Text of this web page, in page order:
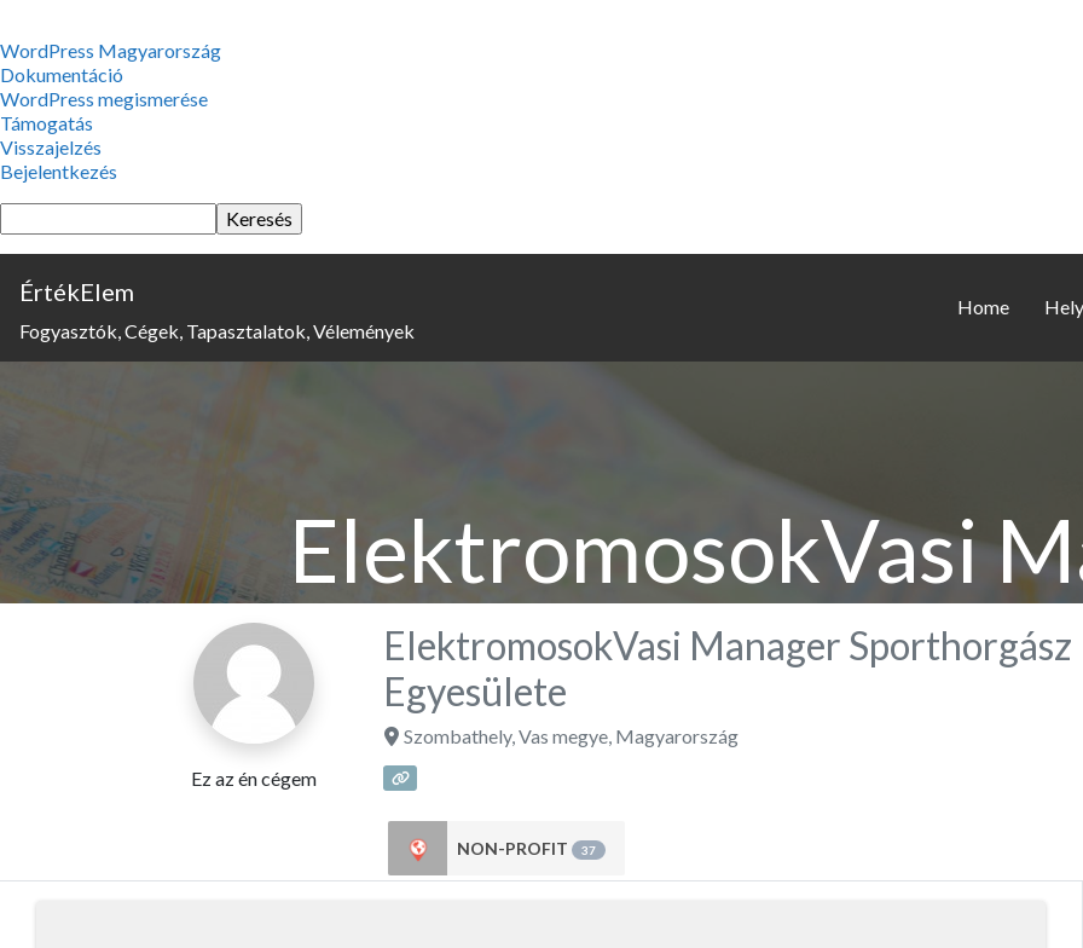
WordPress,
a
csodás
WordPress Magyarország
Dokumentáció
WordPress megismerése
Támogatás
Visszajelzés
Bejelentkezés
Keresés
ÉrtékElem
Fogyasztók, Cégek, Tapasztalatok, Vélemények
Home
ElektromosokVasi
Sporthorgász
Ez az én cégem
ElektromosokVasi Manager Sporthorgász
Egyesülete
Szombathely,Vas megye, Magyarország
NON-PROFIT 37